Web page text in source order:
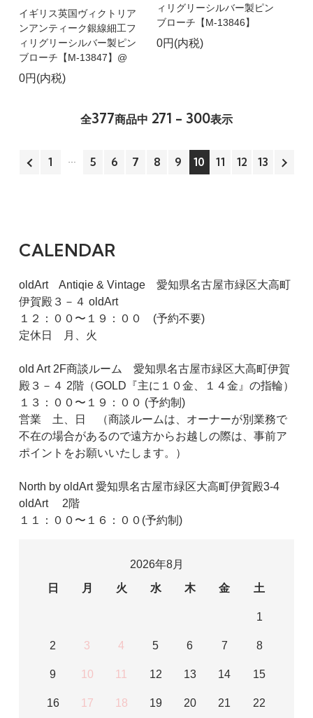
イギリス英国ヴィクトリア
ンアンティーク銀線細工フ
ィリグリーシルバー製ピン
ブローチ【M-13847】@
0円(内税)
ィリグリーシルバー製ピン
ブローチ【M-13846】
0円(内税)
全377商品中 271 - 300表示
1 5 6 7 8 9 10 11 12 13
CALENDAR
oldArt Antiqie & Vintage 愛知県名古屋市緑区大高町
伊賀殿３－４ oldArt
１２：００〜１９：００ (予約不要)
定休日 月、火
old Art 2F商談ルーム 愛知県名古屋市緑区大高町伊賀
殿３－４ 2階（GOLD『主に１０金、１４金』の指輪）
１３：００〜１９：００ (予約制)
営業 土、日 （商談ルームは、オーナーが別業務で
不在の場合があるので遠方からお越しの際は、事前ア
ポイントをお願いいたします。）
North by oldArt 愛知県名古屋市緑区大高町伊賀殿3-4
oldArt 2階
１１：００〜１６：００(予約制)
2026年8月
日
月 火 水 木 金 土
1
2 3 4 5 6 7 8
9 10 11 12 13 14 15
16 17 18 19 20 21 22